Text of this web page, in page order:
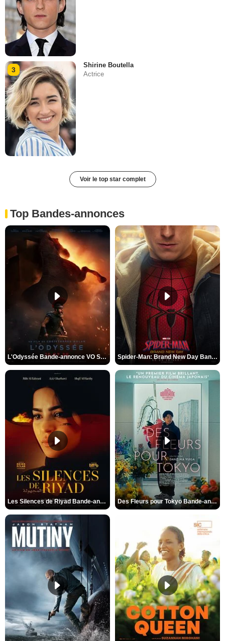
3
Shirine Boutella
Actrice
Voir le top star complet
Top Bandes-annonces
L'Odyssée Bande-annonce VO STFR Spider-Man: Brand New Day Bande-annonce VO STFR
Les Silences de Riyad Bande-annonce VO STFR Des Fleurs pour Tokyo Bande-annonce VO STFR